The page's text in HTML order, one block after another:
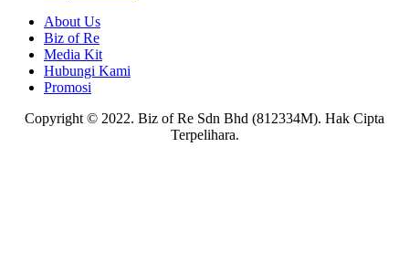
About Us
Biz of Re
Media Kit
Hubungi Kami
Promosi
Copyright © 2022. Biz of Re Sdn Bhd (812334M). Hak Cipta
Terpelihara.